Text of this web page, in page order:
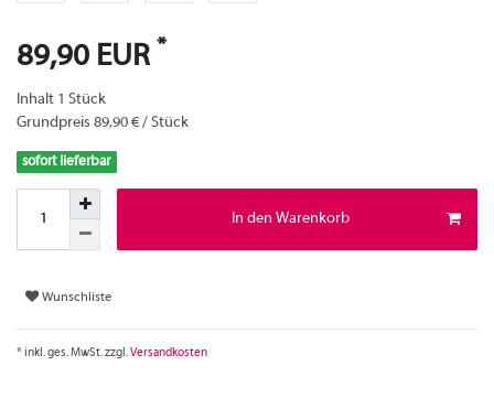
89,90 EUR *
Inhalt 1 Stück
Grundpreis 89,90 € / Stück
sofort lieferbar
In den Warenkorb
Wunschliste
* inkl. ges. MwSt. zzgl.Versandkosten